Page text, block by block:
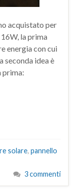
acquistato per
la prima
energia con cui
seconda idea è
prima:
solare, pannello
3 commenti